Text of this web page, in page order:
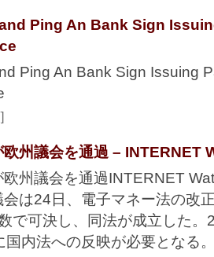
Ping An Bank Sign
Ping An Bank Sign Issuing
州議会を通過 – INTERNET
州議会を通過INTERNET
は24日、電子マネー法の改
で可決し、同法が成立した
国内法への反映が必要となる